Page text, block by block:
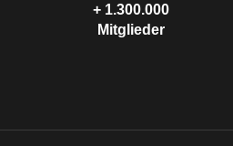
+ 1.300.000
Mitglieder